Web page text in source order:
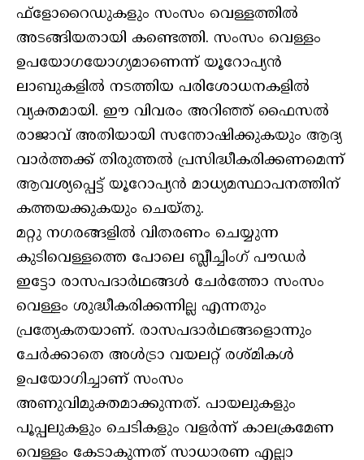
ഫ്‌ളോറൈഡുകളും സംസം വെള്ളത്തില്‍
അടങ്ങിയതായി കണ്ടെത്തി. സംസം വെള്ളം
ഉപയോഗയോഗ്യമാണെന്ന് യൂറോപ്യന്‍
ലാബുകളില്‍ നടത്തിയ പരിശോധനകളില്‍
വ്യക്തമായി. ഈ വിവരം അറിഞ്ഞ് ഫൈസല്‍
രാജാവ് അതിയായി സന്തോഷിക്കുകയും ആദ്യ
വാര്‍ത്തക്ക് തിരുത്തല്‍ പ്രസിദ്ധീകരിക്കണമെന്ന്
ആവശ്യപ്പെട്ട് യൂറോപ്യന്‍ മാധ്യമസ്ഥാപനത്തിന്
കത്തയക്കുകയും ചെയ്തു.
മറ്റു നഗരങ്ങളില്‍ വിതരണം ചെയ്യുന്ന
കുടിവെള്ളത്തെ പോലെ ബ്ലീച്ചിംഗ് പൗഡര്‍
ഇട്ടോ രാസപദാര്‍ഥങ്ങള്‍ ചേര്‍ത്തോ സംസം
വെള്ളം ശുദ്ധീകരിക്കന്നില്ല എന്നതും
പ്രത്യേകതയാണ്. രാസപദാര്‍ഥങ്ങളൊന്നും
ചേര്‍ക്കാതെ അള്‍ട്രാ വയലറ്റ് രശ്മികള്‍
ഉപയോഗിച്ചാണ് സംസം
അണുവിമുക്തമാക്കുന്നത്. പായലുകളും
പൂപ്പലുകളും ചെടികളും വളര്‍ന്ന് കാലക്രമേണ
വെള്ളം കേടാകുന്നത് സാധാരണ എല്ലാ